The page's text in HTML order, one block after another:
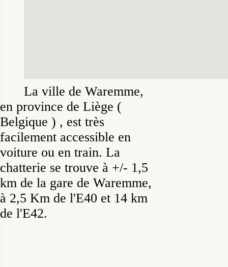
La ville de Waremme,
en province de Liège (
Belgique ) , est très
facilement accessible en
voiture ou en train. La
chatterie se trouve à +/- 1,5
km de la gare de Waremme,
à 2,5 Km de l'E40 et 14 km
de l'E42.